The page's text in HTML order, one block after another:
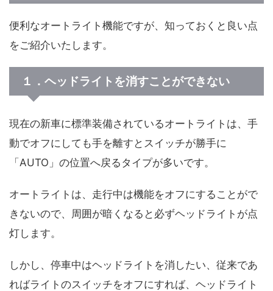
便利なオートライト機能ですが、知っておくと良い点
をご紹介いたします。
１．ヘッドライトを消すことができない
現在の新車に標準装備されているオートライトは、手
動でオフにしても手を離すとスイッチが勝手に
「AUTO」の位置へ戻るタイプが多いです。
オートライトは、走行中は機能をオフにすることがで
きないので、周囲が暗くなると必ずヘッドライトが点
灯します。
しかし、停車中はヘッドライトを消したい、従来であ
ればライトのスイッチをオフにすれば、ヘッドライト